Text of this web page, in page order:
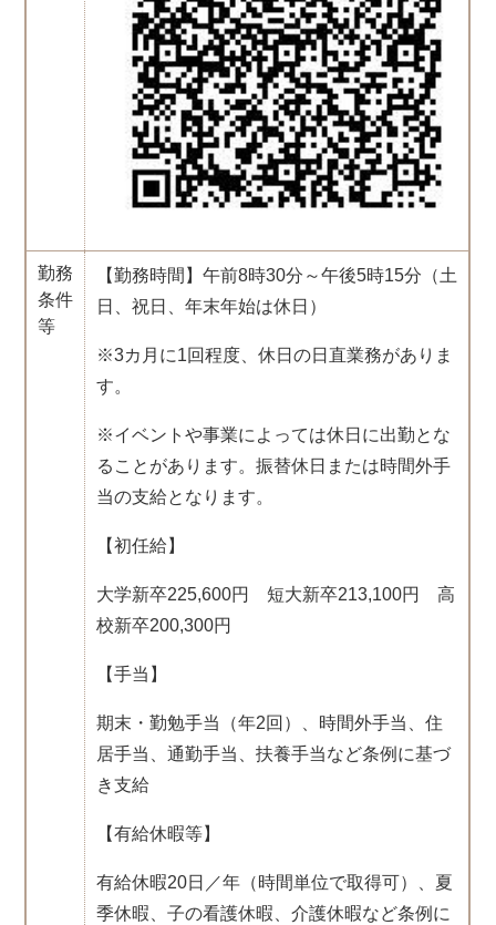
勤務
条件
等
【勤務時間】午前8時30分～午後5時15分（土
日、祝日、年末年始は休日）
※3カ月に1回程度、休日の日直業務がありま
す。
※イベントや事業によっては休日に出勤とな
ることがあります。振替休日または時間外手
当の支給となります。
【初任給】
大学新卒225,600円 短大新卒213,100円 高
校新卒200,300円
【手当】
期末・勤勉手当（年2回）、時間外手当、住
居手当、通勤手当、扶養手当など条例に基づ
き支給
【有給休暇等】
有給休暇20日／年（時間単位で取得可）、夏
季休暇、子の看護休暇、介護休暇など条例に